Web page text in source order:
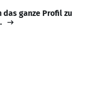
das ganze Profil zu